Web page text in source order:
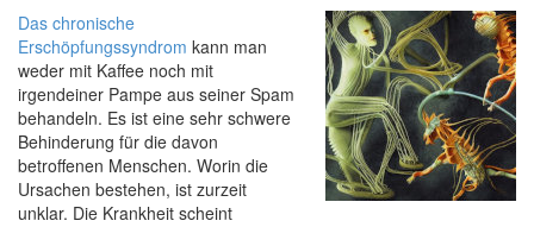
Das chronische
Erschöpfungssyndrom kann man
weder mit Kaffee noch mit
irgendeiner Pampe aus seiner Spam
behandeln. Es ist eine sehr schwere
Behinderung für die davon
betroffenen Menschen. Worin die
Ursachen bestehen, ist zurzeit
unklar. Die Krankheit scheint